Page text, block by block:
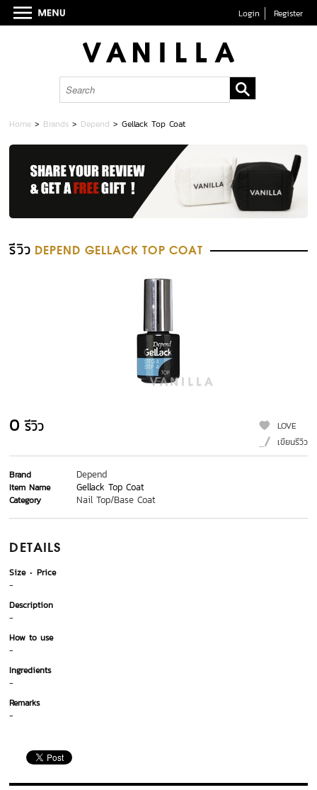
Login Register
Home > Brands > Depend >Gellack Top Coat
รีวิว DEPEND GELLACK TOP COAT
0 รีวิว
LOVE
เขียนรีวิว
Brand Depend
Item Name Gellack Top Coat
Category Nail Top/Base Coat
DETAILS
Size
Price
-
Description
-
How to use
-
Ingredients
-
Remarks
-